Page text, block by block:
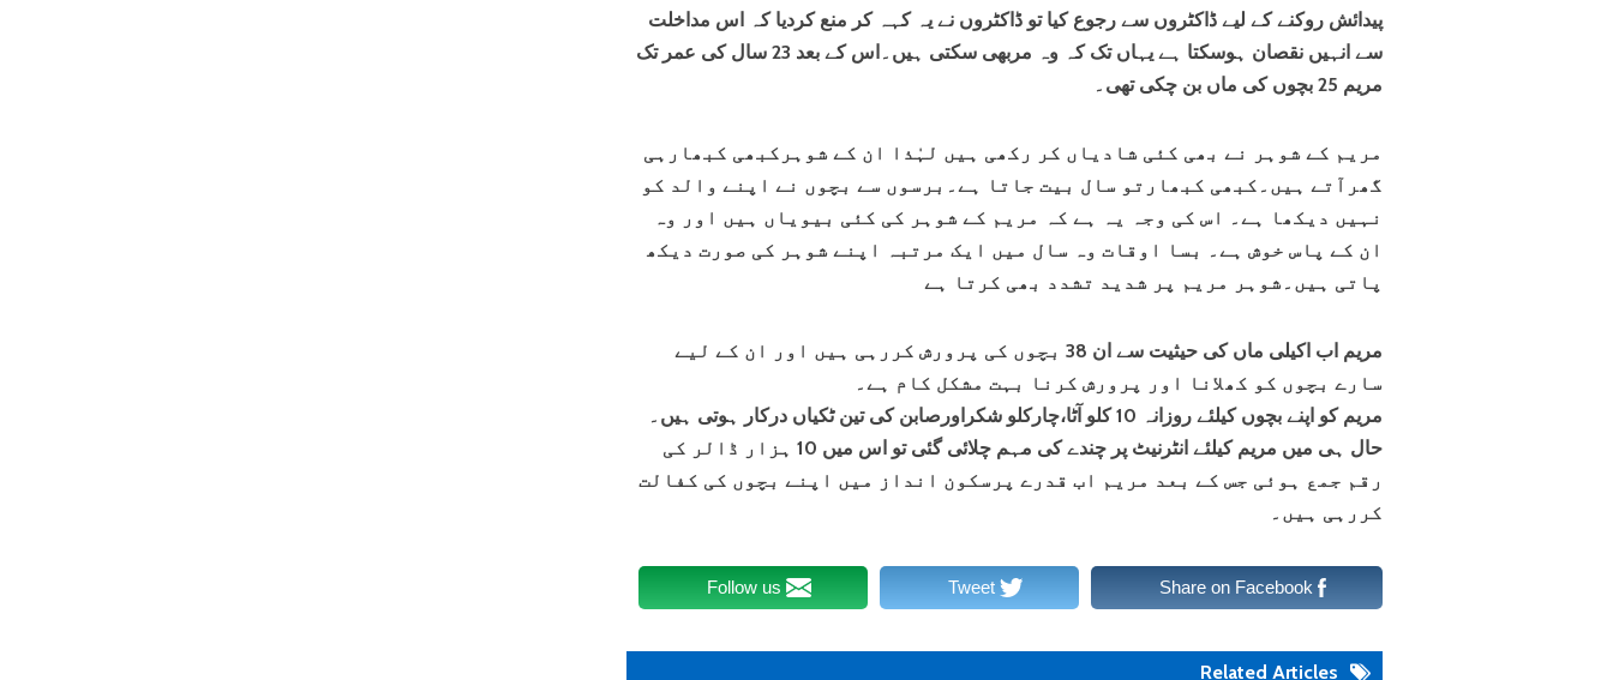
پیدائش روکنے کے لیے ڈاکٹروں سے رجوع کیا تو ڈاکٹروں نے یہ کہہ کر منع کردیا کہ اس مداخلت
سے انہیں نقصان ہوسکتا ہے یہاں تک کہ وہ مربھی سکتی ہیں۔اس کے بعد 23 سال کی عمر تک
مریم 25 بچوں کی ماں بن چکی تھی۔
مریم کے شوہر نے بھی کئی شادیاں کر رکھی ہیں لہٰذا ان کے شوہرکبھی کبھارہی
گھرآتے ہیں۔کبھی کبھارتو سال بیت جاتا ہے۔برسوں سے بچوں نے اپنے والد کو
نہیں دیکھا ہے۔ اس کی وجہ یہ ہے کہ مریم کے شوہر کی کئی بیویاں ہیں اور وہ
ان کے پاس خوش ہے۔ بسا اوقات وہ سال میں ایک مرتبہ اپنے شوہر کی صورت دیکھ
پاتی ہیں۔شوہر مریم پر شدید تشدد بھی کرتا ہے
مریم اب اکیلی ماں کی حیثیت سے ان 38 بچوں کی پرورش کررہی ہیں اور ان کے لیے
سارے بچوں کو کھلانا اور پرورش کرنا بہت مشکل کام ہے۔
مریم کو اپنے بچوں کیلئے روزانہ 10 کلو آٹا،چارکلو شکراورصابن کی تین ٹکیاں درکار ہوتی ہیں۔
حال ہی میں مریم کیلئے انٹرنیٹ پر چندے کی مہم چلائی گئی تو اس میں 10 ہزار ڈالر کی
رقم جمع ہوئی جس کے بعد مریم اب قدرے پرسکون انداز میں اپنے بچوں کی کفالت
کررہی ہیں۔
Share on Facebook
Tweet
Follow us
Related Articles